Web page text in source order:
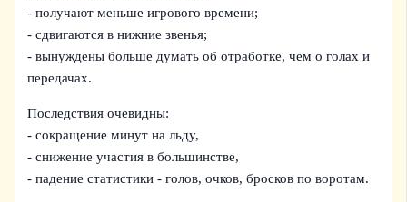
- получают меньше игрового времени;
- сдвигаются в нижние звенья;
- вынуждены больше думать об отработке, чем о голах и
передачах.
Последствия очевидны:
- сокращение минут на льду,
- снижение участия в большинстве,
- падение статистики - голов, очков, бросков по воротам.